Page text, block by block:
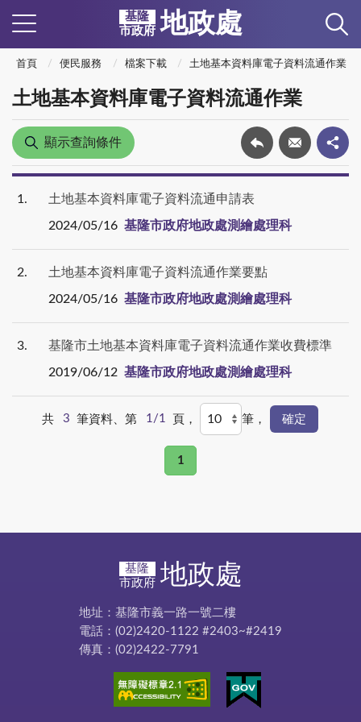
基隆
市政府 地政處
首頁 便民服務 檔案下載 土地基本資料庫電子資料流通作業
土地基本資料庫電子資料流通作業
顯示查詢條件
1 土地基本資料庫電子資料流通申請表
2024/05/16 基隆市政府地政處測繪處理科
2 土地基本資料庫電子資料流通作業要點
2024/05/16 基隆市政府地政處測繪處理科
3 基隆市土地基本資料庫電子資料流通作業收費標準
2019/06/12 基隆市政府地政處測繪處理科
共 3 筆資料、第 1/1 頁， 筆，
1
基隆
市政府 地政處
地址：基隆市義一路一號二樓
電話：(02)2420-1122 #2403~#2419
傳真：(02)2422-7791